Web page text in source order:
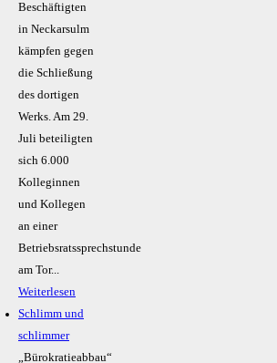
Beschäftigten
in Neckarsulm
kämpfen gegen
die Schließung
des dortigen
Werks. Am 29.
Juli beteiligten
sich 6.000
Kolleginnen
und Kollegen
an einer
Betriebsratssprechstunde
am Tor...
Weiterlesen
Schlimm und
schlimmer
„Bürokratieabbau“